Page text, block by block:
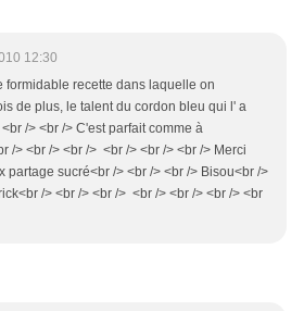
12:30
formidable recette dans laquelle on
de plus, le talent du cordon bleu qui l' a
/> <br /> C'est parfait comme à
/> <br /> <br /> <br /> <br /> <br /> Merci
partage sucré<br /> <br /> <br /> Bisou<br />
/> <br /> <br /> <br /> <br /> <br /> <br